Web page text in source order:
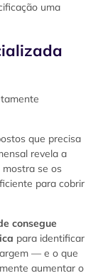
uma
que precisa
revela a
mostra se os
para cobrir
consegue
para identificar
— e o que
aumentar o